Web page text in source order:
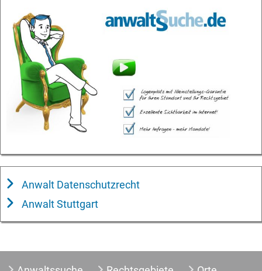
Anwalt Datenschutzrecht
Anwalt Stuttgart